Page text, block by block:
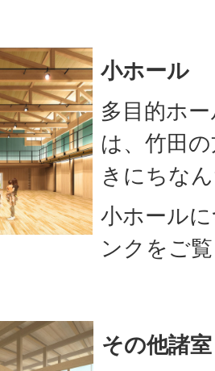
小ホール
多目的ホ
は、竹田
きにちな
小ホール
ンクをご
その他諸室